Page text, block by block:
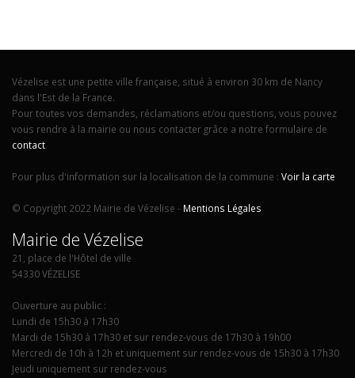
Vézelise est une petite ville française, situé à environ 30 km de Nancy
dans l'Est de la France.
Pour toutes vos demandes, réclamations et/ou questions, vous pouvez
vous rendre à la mairie ou nous contacter grâce a notre formulaire de
contact.
Pour plus d'information sur la localisation de la commune : Voir la carte
© Copyright 2022 Mairie de Vézelise - Mentions Légales
Mairie de Vézelise
21, place de l'Hôtel de ville
54330 VÉZELISE
Ouverture au public :
Lundi de 15h30 à 17h30
Mardi de 15h30 à 17h30 et sur rendez-vous de 17h30 à 19h00
Mercredi de 10h à 12h et uniquement sur rendez-vous de 15h30 à 17h30
Jeudi uniquement sur rendez-vous